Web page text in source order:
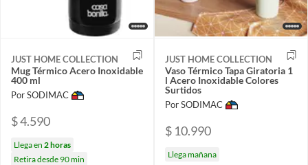
JUST HOME COLLECTION
Mug Térmico Acero Inoxidable
400 ml
Por SODIMAC
$ 4.590
Llega en 2 horas
Retira desde 90 min
JUST HOME COLLECTION
Vaso Térmico Tapa Giratoria 1
l Acero Inoxidable Colores
Surtidos
Por SODIMAC
$ 10.990
Llega mañana